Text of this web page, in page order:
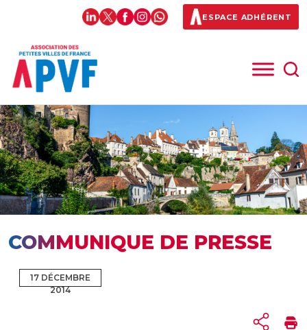
ESPACE ADHÉRENT
COMMUNIQUE DE PRESSE
17 DÉCEMBRE
2014